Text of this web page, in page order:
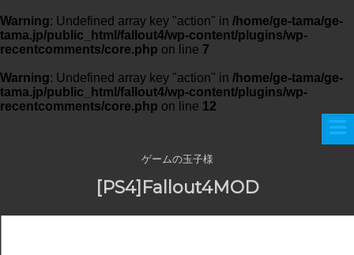
Warning: Undefined array key "action" in /home/ge-tama/ge-
tama.jp/public_html/fallout4/wp-content/plugins/wp-
recentcomments/core.php on line 7
Warning: Undefined array key "action" in /home/ge-tama/ge-
tama.jp/public_html/fallout4/wp-content/plugins/wp-
recentcomments/core.php on line 12
ゲームの玉子様
[PS4]Fallout4MOD